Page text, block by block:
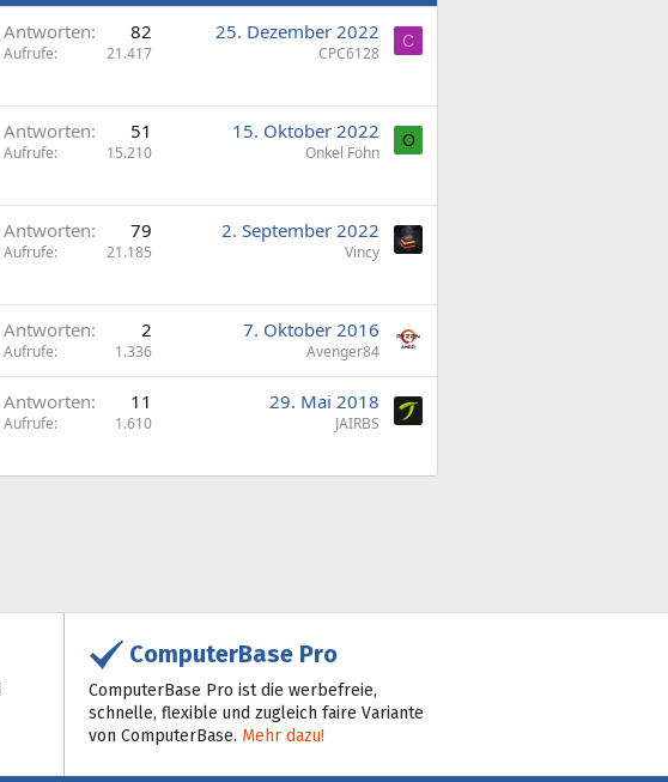
Antworten 82
Aufrufe 21.417
25. Dezember 2022
CPC6128
C
Antworten 51
Aufrufe 15.210
15. Oktober 2022
Onkel Föhn
O
Antworten 79
Aufrufe 21.185
2. September 2022
Vincy
Antworten 2
Aufrufe 1.336
7. Oktober 2016
Avenger84
Antworten 11
Aufrufe 1.610
29. Mai 2018
JAIRBS
ComputerBase Pro
ComputerBase Pro ist die werbefreie,
schnelle, flexible und zugleich faire Variante
von ComputerBase. Mehr dazu!